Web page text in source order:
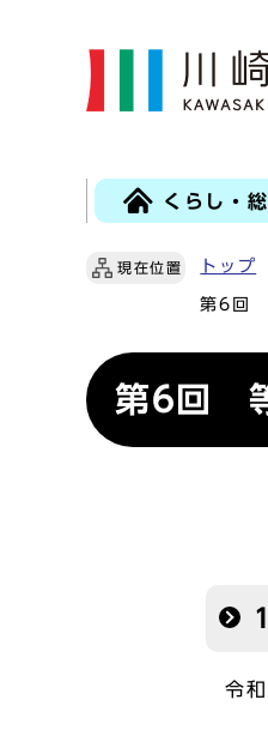
くらし・
現在位置 トップ
第6回
第6回
令